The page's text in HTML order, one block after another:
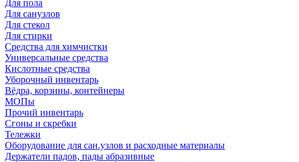
Для пола
Для санузлов
Для стекол
Для стирки
Средства для химчистки
Универсальные средства
Кислотные средства
Уборочный инвентарь
Вёдра, корзины, контейнеры
МОПы
Прочий инвентарь
Сгоны и скребки
Тележки
Оборудование для сан.узлов и расходные материалы
Держатели падов, пады абразивные